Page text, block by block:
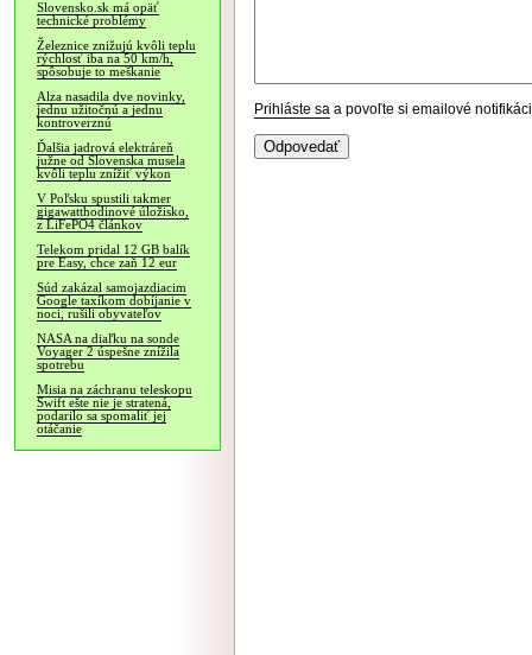
Slovensko.sk má opäť
technické problémy
Železnice znižujú kvôli teplu
rýchlosť iba na 50 km/h,
spôsobuje to meškanie
Alza nasadila dve novinky,
jednu užitočnú a jednu
kontroverznú
Ďalšia jadrová elektráreň
južne od Slovenska musela
kvôli teplu znížiť výkon
V Poľsku spustili takmer
gigawatthodinové úložisko,
z LiFePO4 článkov
Telekom pridal 12 GB balík
pre Easy, chce zaň 12 eur
Súd zakázal samojazdiacim
Google taxíkom dobíjanie v
noci, rušili obyvateľov
NASA na diaľku na sonde
Voyager 2 úspešne znížila
spotrebu
Misia na záchranu teleskopu
Swift ešte nie je stratená,
podarilo sa spomaliť jej
otáčanie
Prihláste sa a povoľte si emailové